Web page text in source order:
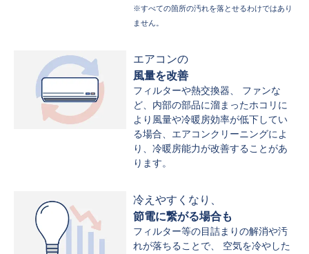
※すべての箇所の汚れを落とせるわけではあり
ません。
エアコンの
風量を改善
フィルターや熱交換器、 ファンな
ど、内部の部品に溜まったホコリに
より風量や冷暖房効率が低下してい
る場合、エアコンクリーニングによ
り、冷暖房能力が改善することがあ
ります。
冷えやすくなり、
節電に繋がる場合も
フィルター等の目詰まりの解消や汚
れが落ちることで、 空気を冷やした